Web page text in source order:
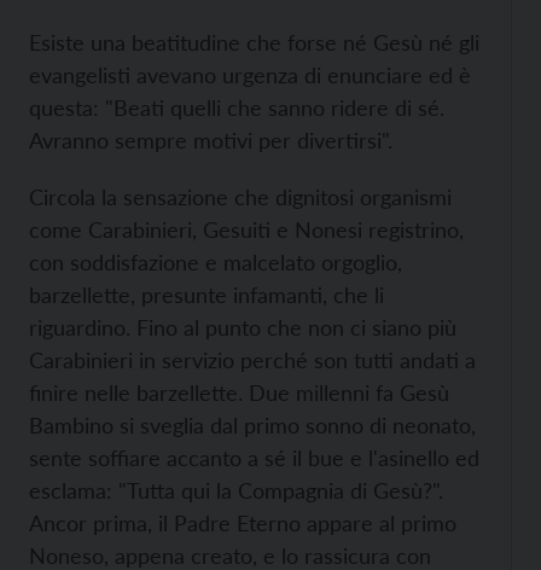
Esiste una beatitudine che forse né Gesù né gli
evangelisti avevano urgenza di enunciare ed è
questa: "Beati quelli che sanno ridere di sé.
Avranno sempre motivi per divertirsi".
Circola la sensazione che dignitosi organismi
come Carabinieri, Gesuiti e Nonesi registrino,
con soddisfazione e malcelato orgoglio,
barzellette, presunte infamanti, che li
riguardino. Fino al punto che non ci siano più
Carabinieri in servizio perché son tutti andati a
finire nelle barzellette. Due millenni fa Gesù
Bambino si sveglia dal primo sonno di neonato,
sente soffiare accanto a sé il bue e l'asinello ed
esclama: "Tutta qui la Compagnia di Gesù?".
Ancor prima, il Padre Eterno appare al primo
Noneso, appena creato, e lo rassicura con